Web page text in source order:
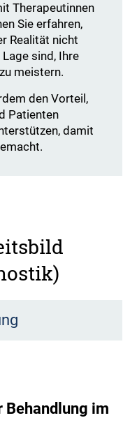
Therapeutinnen
Sie erfahren,
Realität nicht
sind, Ihre
meistern.
den Vorteil,
Patienten
damit
Behandlung im